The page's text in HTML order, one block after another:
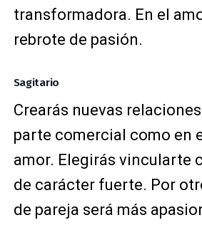
transformadora. En el
rebrote de pasión.
Sagitario
Crearás nuevas
parte comercial como en
amor. Elegirás vincularte
de carácter fuerte. Por
de pareja será más